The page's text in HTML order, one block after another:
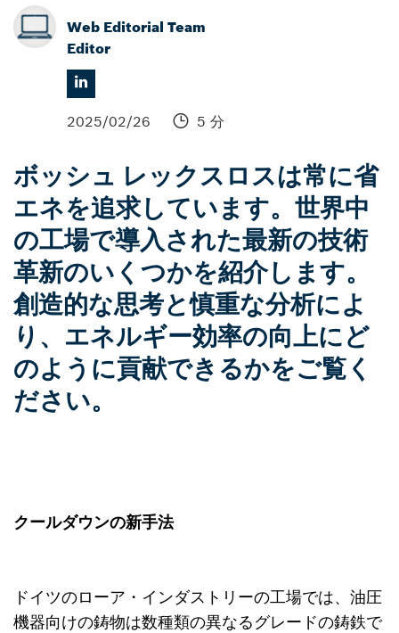
Web Editorial Team
Editor
2025/02/26 5 分
ボッシュ レックスロスは常に省
エネを追求しています。世界中
の工場で導入された最新の技術
革新のいくつかを紹介します。
創造的な思考と慎重な分析によ
り、エネルギー効率の向上にど
のように貢献できるかをご覧く
ださい。
クールダウンの新手法
ドイツのローア・インダストリーの工場では、油圧
機器向けの鋳物は数種類の異なるグレードの鋳鉄で